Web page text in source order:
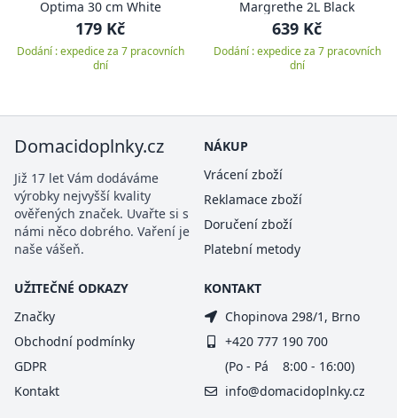
Optima 30 cm White
179 Kč
Dodání : expedice za 7 pracovních
dní
Margrethe 2L Black
639 Kč
Dodání : expedice za 7 pracovních
dní
Domacidoplnky.cz
Již 17 let Vám dodáváme
výrobky nejvyšší kvality
ověřených značek. Uvařte si s
námi něco dobrého. Vaření je
naše vášeň.
NÁKUP
Vrácení zboží
Reklamace zboží
Doručení zboží
Platební metody
UŽITEČNÉ ODKAZY
Značky
Obchodní podmínky
GDPR
Kontakt
KONTAKT
Chopinova 298/1, Brno
+420 777 190 700
(Po - Pá 8:00 - 16:00)
info@domacidoplnky.cz